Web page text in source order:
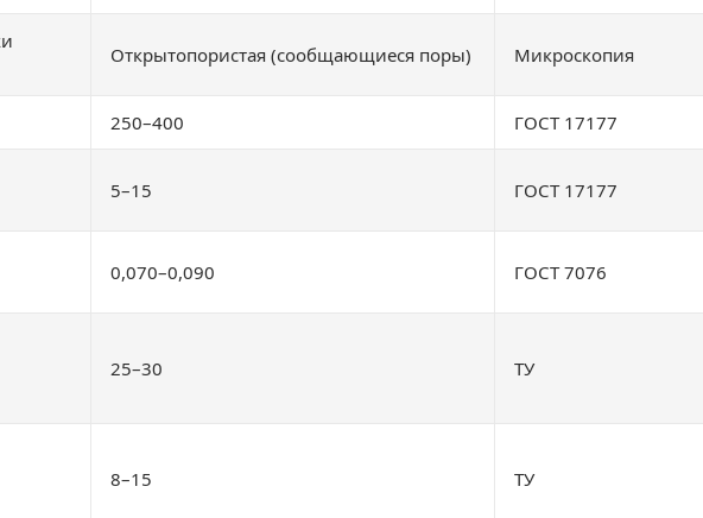
Открытопористая (сообщающиеся поры) Микроскопия
250–400 ГОСТ 17177
5–15 ГОСТ 17177
0,070–0,090 ГОСТ 7076
25–30 ТУ
8–15 ТУ